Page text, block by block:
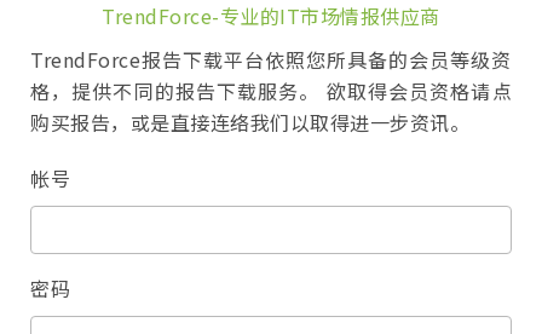
TrendForce-专业的IT市场情报供应商
TrendForce报告下载平台依照您所具备的会员等级资
格，提供不同的报告下载服务。 欲取得会员资格请点
购买报告，或是直接连络我们以取得进一步资讯。
帐号
密码